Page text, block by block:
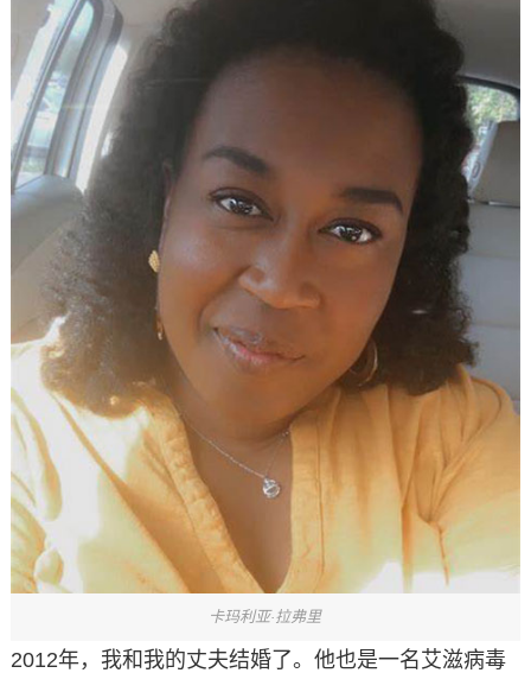
卡玛利亚·拉弗里
2012年，我和我的丈夫结婚了。他也是一名艾滋病毒